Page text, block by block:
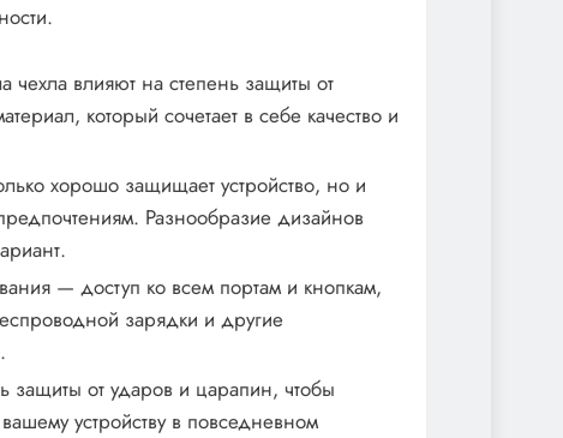
чехла влияют на степень защиты от
который сочетает в себе качество и
хорошо защищает устройство, но и
Разнообразие дизайнов
— доступ ко всем портам и кнопкам,
зарядки и другие
защиты от ударов и царапин, чтобы
устройству в повседневном